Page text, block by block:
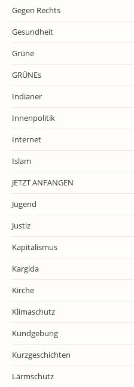
Gegen Rechts
Gesundheit
Grüne
GRÜNEs
Indianer
Innenpolitik
Internet
Islam
JETZT ANFANGEN
Jugend
Justiz
Kapitalismus
Kargida
Kirche
Klimaschutz
Kundgebung
Kurzgeschichten
Lärmschutz